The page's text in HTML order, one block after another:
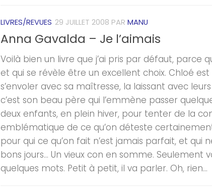
LIVRES/REVUES 29 JUILLET 2008 PAR MANU
Anna Gavalda – Je l’aimais
Voilà bien un livre que j’ai pris par défaut, parce
et qui se révèle être un excellent choix. Chloé
s’envoler avec sa maîtresse, la laissant avec
c’est son beau père qui l’emmène passer
deux enfants, en plein hiver, pour tenter de la
emblématique de ce qu’on déteste
pour qui ce qu’on fait n’est jamais parfait, et qui
bons jours… Un vieux con en somme. Seulement
quelques mots. Petit à petit, il va parler. Oh, rien...